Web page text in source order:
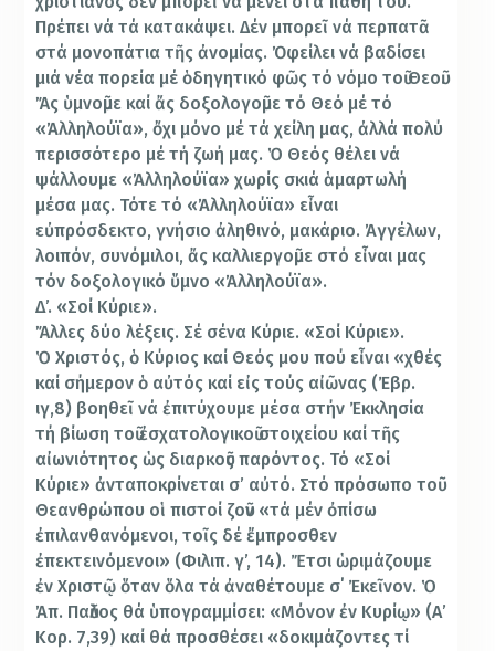
Πρέπει νά τά κατακάψει. Δέν μπορεῖ νά περπατᾶ
στά μονοπάτια τῆς ἀνομίας. Ὀφείλει νά βαδίσει
μιά νέα πορεία μέ ὁδηγητικό φῶς τό νόμο τοῦ Θεοῦ.
Ἄς ὑμνοῦμε καί ἄς δοξολογοῦμε τό Θεό μέ τό
«Ἀλληλούϊα», ὄχι μόνο μέ τά χείλη μας, ἀλλά πολύ
περισσότερο μέ τή ζωή μας. Ὁ Θεός θέλει νά
ψάλλουμε «Ἀλληλούϊα» χωρίς σκιά ἁμαρτωλή
μέσα μας. Τότε τό «Ἀλληλούϊα» εἶναι
εὐπρόσδεκτο, γνήσιο ἀληθινό, μακάριο. Ἀγγέλων,
λοιπόν, συνόμιλοι, ἄς καλλιεργοῦμε στό εἶναι μας
τόν δοξολογικό ὕμνο «Ἀλληλούϊα».
Δ’. «Σοί Κύριε».
Ἄλλες δύο λέξεις. Σέ σένα Κύριε. «Σοί Κύριε».
Ὁ Χριστός, ὁ Κύριος καί Θεός μου πού εἶναι «χθές
καί σήμερον ὁ αὐτός καί εἰς τούς αἰῶνας (Ἐβρ.
ιγ,8) βοηθεῖ νά ἐπιτύχουμε μέσα στήν Ἐκκλησία
τή βίωση τοῦ ἐσχατολογικοῦ στοιχείου καί τῆς
αἰωνιότητος ὡς διαρκοῦς παρόντος. Τό «Σοί
Κύριε» ἀνταποκρίνεται σ’ αὐτό. Στό πρόσωπο τοῦ
Θεανθρώπου οἱ πιστοί ζοῦν «τά μέν ὀπίσω
ἐπιλανθανόμενοι, τοῖς δέ ἔμπροσθεν
ἐπεκτεινόμενοι» (Φιλιπ. γ’, 14). Ἔτσι ὡριμάζουμε
ἐν Χριστῷ ὅταν ὅλα τά ἀναθέτουμε σ΄ Ἐκεῖνον. Ὁ
Ἀπ. Παῦλος θά ὑπογραμμίσει: «Μόνον ἐν Κυρίῳ» (Α’
Κορ. 7,39) καί θά προσθέσει «δοκιμάζοντες τί